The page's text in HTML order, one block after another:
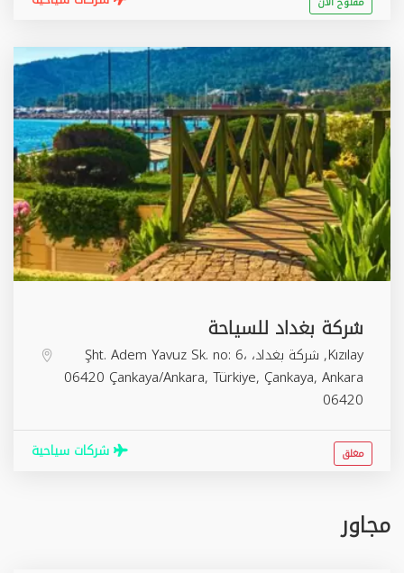
شركة بغداد للسياحة
Kızılay, شركة بغداد، Şht. Adem Yavuz Sk. no: 6،
06420 Çankaya/Ankara, Türkiye, Çankaya, Ankara
06420
شركات سياحية مغلق
مجاور